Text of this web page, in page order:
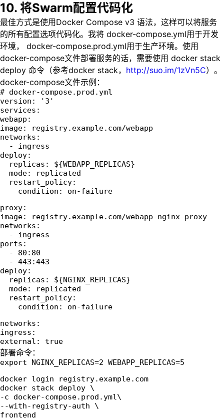
10. 将Swarm配置代码化
最佳方式是使用Docker Compose v3 语法，这样可以将服务
的所有配置选项代码化。我将 docker-compose.yml用于开发
环境， docker-compose.prod.yml用于生产环境。使用
docker-compose文件部署服务的话，需要使用 docker stack
deploy 命令（参考docker stack， http://suo.im/1zVn5C）。
docker-compose文件示例：
# docker-compose.prod.yml
version: '3'
services:
webapp:
image: registry.example.com/webapp
networks:
- ingress
deploy:
replicas: ${WEBAPP_REPLICAS}
mode: replicated
restart_policy:
condition: on-failure
proxy:
image: registry.example.com/webapp-nginx-proxy
networks:
- ingress
ports:
- 80:80
- 443:443
deploy:
replicas: ${NGINX_REPLICAS}
mode: replicated
restart_policy:
condition: on-failure
networks:
ingress:
external: true
部署命令：
export NGINX_REPLICAS=2 WEBAPP_REPLICAS=5
docker login registry.example.com
docker stack deploy \
-c docker-compose.prod.yml\
--with-registry-auth \
frontend